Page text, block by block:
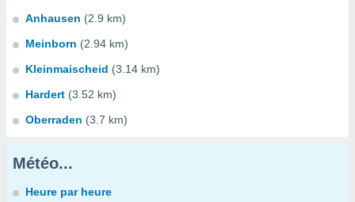
Anhausen (2.9 km)
Meinborn (2.94 km)
Kleinmaischeid (3.14 km)
Hardert (3.52 km)
Oberraden (3.7 km)
Météo...
Heure par heure